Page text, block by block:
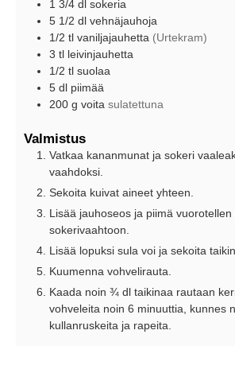
1 3/4 dl sokeria
5 1/2 dl vehnäjauhoja
1/2 tl vaniljajauhetta (Urtekram)
3 tl leivinjauhetta
1/2 tl suolaa
5 dl piimää
200 g voita sulatettuna
Valmistus
Vatkaa kananmunat ja sokeri
vaahdoksi.
Sekoita kuivat aineet yhteen.
Lisää jauhoseos ja piimä vuorotellen
sokerivaahtoon.
Lisää lopuksi sula voi ja sekoita
Kuumenna vohvelirauta.
Kaada noin ¾ dl taikinaa rautaan
vohveleita noin 6 minuuttia, kunnes
kullanruskeita ja rapeita.